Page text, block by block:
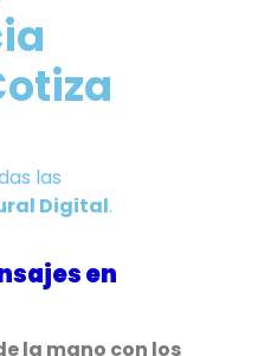
las
Digital.
en
la mano con los